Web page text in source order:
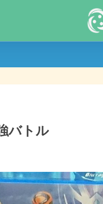
バトル